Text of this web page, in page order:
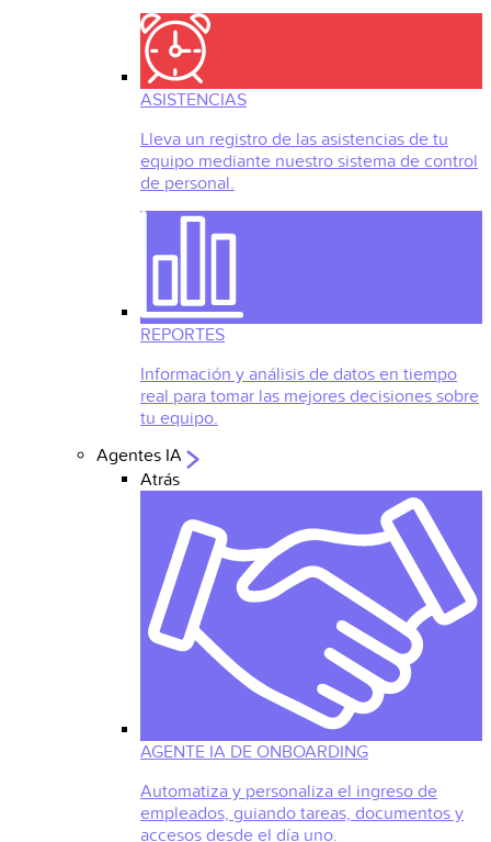
ASISTENCIAS
Lleva un registro de las asistencias de tu
equipo mediante nuestro sistema de control
de personal.
REPORTES
Información y análisis de datos en tiempo
real para tomar las mejores decisiones sobre
tu equipo.
Agentes IA
Atrás
AGENTE IA DE ONBOARDING
Automatiza y personaliza el ingreso de
empleados, guiando tareas, documentos y
accesos desde el día uno.